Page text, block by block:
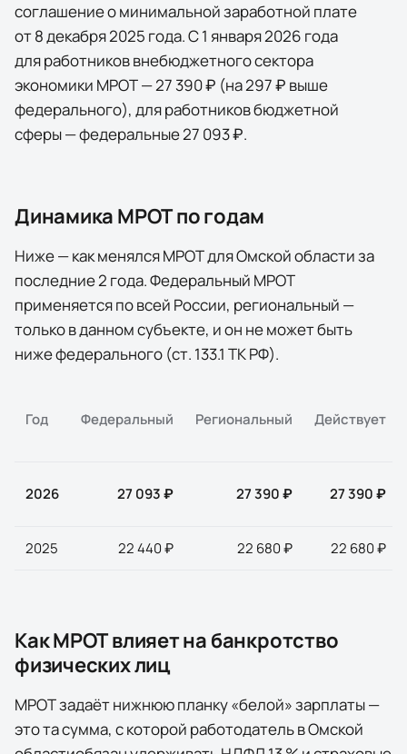
соглашение о минимальной заработной плате
от 8 декабря 2025 года. С 1 января 2026 года
для работников внебюджетного сектора
экономики МРОТ — 27 390 ₽ (на 297 ₽ выше
федерального), для работников бюджетной
сферы — федеральные 27 093 ₽.
Динамика МРОТ по годам
Ниже — как менялся МРОТ дляОмской областиза
последние2 года. Федеральный МРОТ
применяется по всей России, региональный —
только в данном субъекте, и он не может быть
ниже федерального (ст. 133.1 ТК РФ).
Год Федеральный Региональный Действует
2026 27 093 ₽ 27 390 ₽ 27 390 ₽
2025 22 440 ₽ 22 680 ₽ 22 680 ₽
Как МРОТ влияет на банкротство
физических лиц
МРОТ задаёт нижнюю планку «белой» зарплаты —
это та сумма, с которой работодатель вОмской